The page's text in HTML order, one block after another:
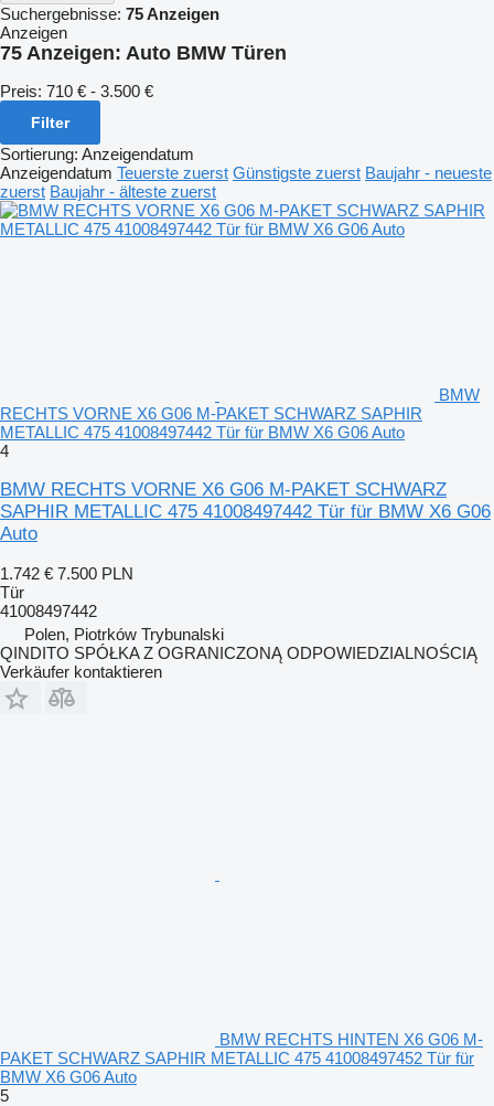
Suchergebnisse: 75 Anzeigen
Anzeigen
75 Anzeigen: Auto BMW Türen
Preis: 710 € - 3.500 €
Filter
Sortierung: Anzeigendatum
Anzeigendatum Teuerste zuerst Günstigste zuerst Baujahr - neueste
zuerst Baujahr - älteste zuerst
BMW
RECHTS VORNE X6 G06 M-PAKET SCHWARZ SAPHIR
METALLIC 475 41008497442 Tür für BMW X6 G06 Auto
4
BMW RECHTS VORNE X6 G06 M-PAKET SCHWARZ
SAPHIR METALLIC 475 41008497442 Tür für BMW X6 G06
Auto
1.742 € 7.500 PLN
Tür
41008497442
Polen, Piotrków Trybunalski
QINDITO SPÓŁKA Z OGRANICZONĄ ODPOWIEDZIALNOŚCIĄ
Verkäufer kontaktieren
BMW RECHTS HINTEN X6 G06 M-
PAKET SCHWARZ SAPHIR METALLIC 475 41008497452 Tür für
BMW X6 G06 Auto
5